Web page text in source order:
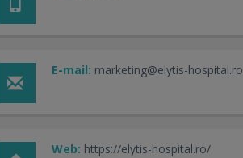
E-mail: marketing@elytis-hospital.ro
Web: https://elytis-hospital.ro/